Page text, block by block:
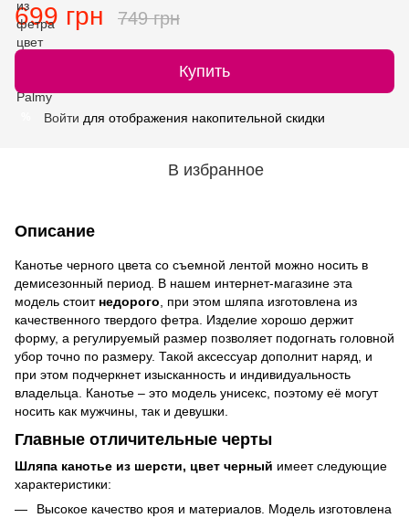
699 грн 749 грн
Купить
Войти для отображения накопительной скидки
В избранное
Описание
Канотье черного цвета со съемной лентой можно носить в
демисезонный период. В нашем интернет-магазине эта
модель стоит недорого , при этом шляпа изготовлена из
качественного твердого фетра. Изделие хорошо держит
форму, а регулируемый размер позволяет подогнать головной
убор точно по размеру. Такой аксессуар дополнит наряд, и
при этом подчеркнет изысканность и индивидуальность
владельца. Канотье – это модель унисекс, поэтому её могут
носить как мужчины, так и девушки.
Главные отличительные черты
Шляпа канотье из шерсти, цвет черный имеет следующие
характеристики:
Высокое качество кроя и материалов. Модель изготовлена